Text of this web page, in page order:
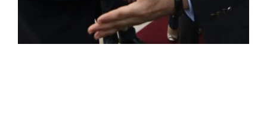
ROSE VALLAND, HEROÏNE DE LA RESISTANCE